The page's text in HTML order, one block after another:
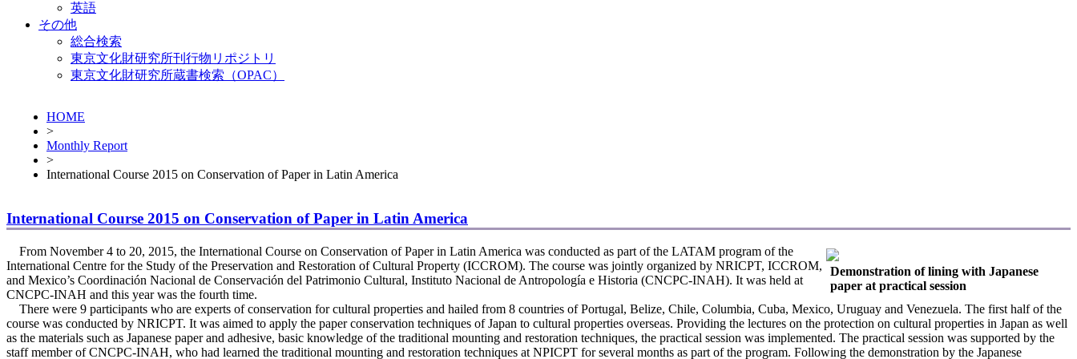
英語
その他
総合検索
東京文化財研究所刊行物リポジトリ
東京文化財研究所蔵書検索（OPAC）
HOME
>
Monthly Report
>
International Course 2015 on Conservation of Paper in Latin America
International Course 2015 on Conservation of Paper in Latin America
Demonstration of lining with Japanese
paper at practical session
From November 4 to 20, 2015, the International Course on Conservation of Paper in Latin America was conducted as part of the LATAM program of the
International Centre for the Study of the Preservation and Restoration of Cultural Property (ICCROM). The course was jointly organized by NRICPT, ICCROM,
and Mexico’s Coordinación Nacional de Conservación del Patrimonio Cultural, Instituto Nacional de Antropología e Historia (CNCPC-INAH). It was held at
CNCPC-INAH and this year was the fourth time.
There were 9 participants who are experts of conservation for cultural properties and hailed from 8 countries of Portugal, Belize, Chile, Columbia, Cuba, Mexico, Uruguay and Venezuela. The first half of the
course was conducted by NRICPT. It was aimed to apply the paper conservation techniques of Japan to cultural properties overseas. Providing the lectures on the protection on cultural properties in Japan as well
as the materials such as Japanese paper and adhesive, basic knowledge of the traditional mounting and restoration techniques, the practical session was implemented. The practical session was supported by the
staff member of CNCPC-INAH, who had learned the traditional mounting and restoration techniques at NPICPT for several months as part of the program. Following the demonstration by the Japanese